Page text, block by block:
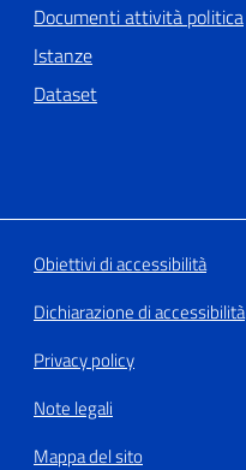
Documenti attività politica
Istanze
Dataset
Obiettivi di accessibilità
Dichiarazione di accessibilità
Privacy policy
Note legali
Mappa del sito